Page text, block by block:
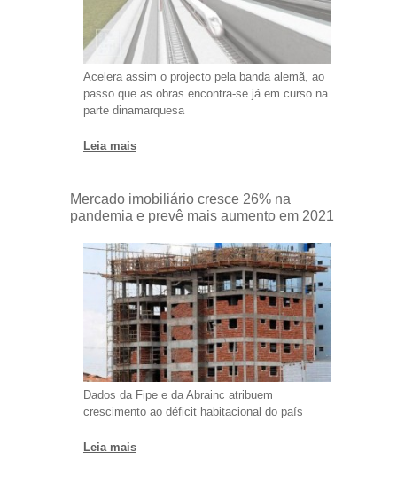
Acelera assim o projecto pela banda alemã, ao
passo que as obras encontra-se já em curso na
parte dinamarquesa
Leia mais
Mercado imobiliário cresce 26% na
pandemia e prevê mais aumento em 2021
Dados da Fipe e da Abrainc atribuem
crescimento ao déficit habitacional do país
Leia mais